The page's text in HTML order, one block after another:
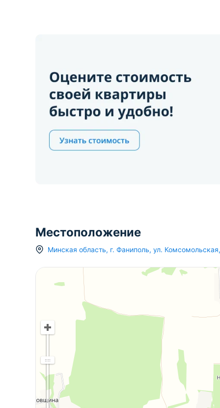
Местоположение
Минская область, г. Фаниполь, ул. Комсомольская,